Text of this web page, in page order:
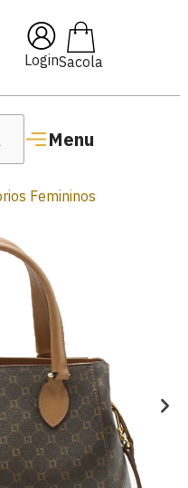
Login
Menu
Femininos